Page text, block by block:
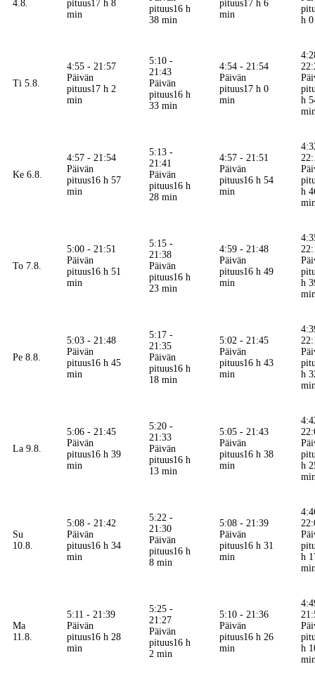
4.8.
pituus17 h 8
min
pituus16 h
38 min
pituus17 h 6
min
h
Ti 5.8.
4:55 - 21:57
Päivän
pituus17 h 2
min
5:10 -
21:43
Päivän
pituus16 h
33 min
4:54 - 21:54
Päivän
pituus17 h 0
min
h
Ke 6.8.
4:57 - 21:54
Päivän
pituus16 h 57
min
5:13 -
21:41
Päivän
pituus16 h
28 min
4:57 - 21:51
Päivän
pituus16 h 54
min
h
To 7.8.
5:00 - 21:51
Päivän
pituus16 h 51
min
5:15 -
21:38
Päivän
pituus16 h
23 min
4:59 - 21:48
Päivän
pituus16 h 49
min
h
Pe 8.8.
5:03 - 21:48
Päivän
pituus16 h 45
min
5:17 -
21:35
Päivän
pituus16 h
18 min
5:02 - 21:45
Päivän
pituus16 h 43
min
h
La 9.8.
5:06 - 21:45
Päivän
pituus16 h 39
min
5:20 -
21:33
Päivän
pituus16 h
13 min
5:05 - 21:43
Päivän
pituus16 h 38
min
h
Su
10.8.
5:08 - 21:42
Päivän
pituus16 h 34
min
5:22 -
21:30
Päivän
pituus16 h
8 min
5:08 - 21:39
Päivän
pituus16 h 31
min
h
Ma
11.8.
5:11 - 21:39
Päivän
pituus16 h 28
min
5:25 -
21:27
Päivän
pituus16 h
2 min
5:10 - 21:36
Päivän
pituus16 h 26
min
h